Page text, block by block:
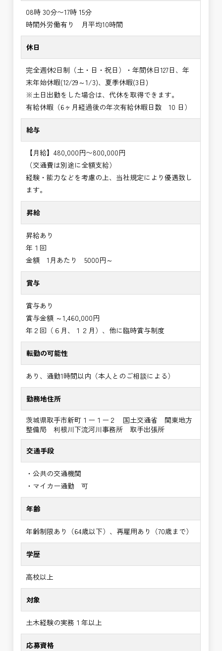
08時 30分〜17時 15分
時間外労働有り 月平均10時間
休日
完全週休2日制（土・日・祝日）・年間休日127日、年
末年始休暇(12/29～1/3)、夏季休暇(3日)
※土日出勤をした場合は、代休を取得できます。
有給休暇（6ヶ月経過後の年次有給休暇日数 10 日）
給与
【月給】480,000円〜800,000円
（交通費は別途に全額支給）
経験・能力などを考慮の上、当社規定により優遇致し
ます。
昇給
昇給あり
年１回
金額 1月あたり 5000円～
賞与
賞与あり
賞与金額 ～1,460,000円
年２回（６月、１２月）、他に臨時賞与制度
転勤の可能性
あり、通勤1時間以内（本人とのご相談による）
勤務地住所
茨城県取手市新町１ー１ー２ 国土交通省 関東地方
整備局 利根川下流河川事務所 取手出張所
交通手段
・公共の交通機関
・マイカー通勤 可
年齢
年齢制限あり（64歳以下）、再雇用あり（70歳まで）
学歴
高校以上
対象
土木経験の実務１年以上
応募資格